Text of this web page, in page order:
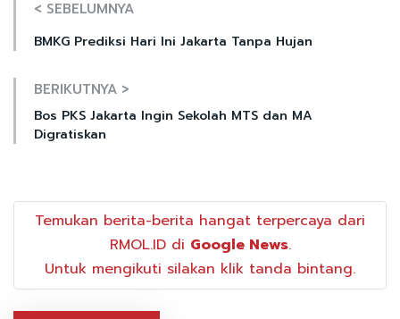
< SEBELUMNYA
BMKG Prediksi Hari Ini Jakarta Tanpa Hujan
BERIKUTNYA >
Bos PKS Jakarta Ingin Sekolah MTS dan MA
Digratiskan
Temukan berita-berita hangat terpercaya dari
RMOL.ID di Google News.
Untuk mengikuti silakan klik tanda bintang.